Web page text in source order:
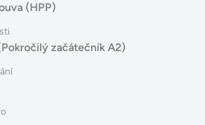
(HPP)
začátečník A2)